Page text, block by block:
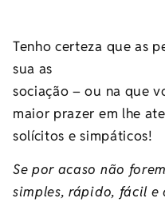
Tenho certeza que as
sua as
sociação – ou na que
maior prazer em lhe
solícitos e simpáticos!
Se por acaso não
simples, rápido, fácil e